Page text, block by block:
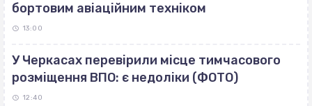
бортовим авіаційним техніком
13:00
У Черкасах перевірили місце тимчасового
розміщення ВПО: є недоліки (ФОТО)
12:40